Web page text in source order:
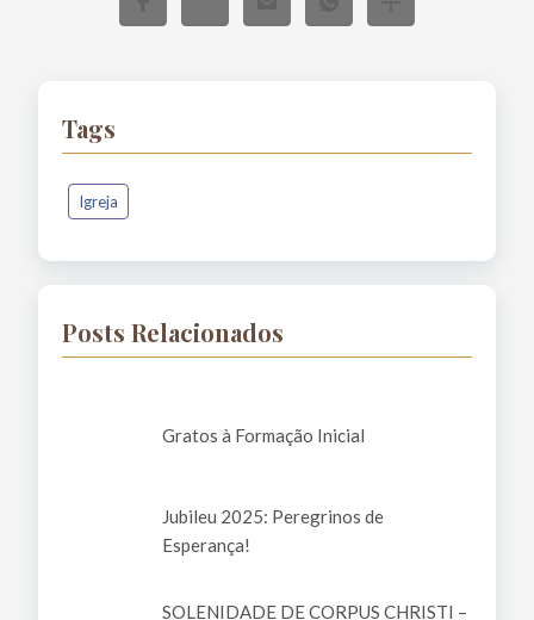
Tags
Igreja
Posts Relacionados
Gratos à Formação Inicial
Jubileu 2025: Peregrinos de
Esperança!
SOLENIDADE DE CORPUS CHRISTI –